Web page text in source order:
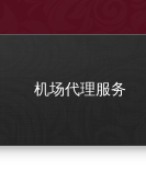
机场代理服务